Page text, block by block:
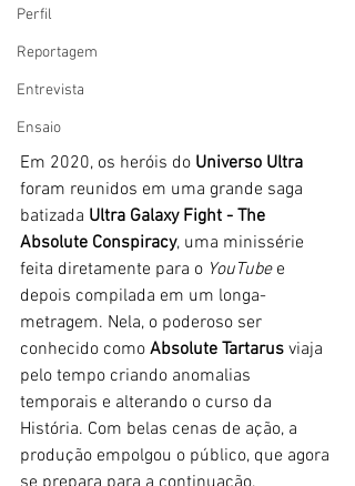
Perfil
Reportagem
Entrevista
Ensaio
Em 2020, os heróis do Universo Ultra
foram reunidos em uma grande saga
batizada Ultra Galaxy Fight - The
Absolute Conspiracy, uma minissérie
feita diretamente para o YouTube e
depois compilada em um longa-
metragem. Nela, o poderoso ser
conhecido como Absolute Tartarus viaja
pelo tempo criando anomalias
temporais e alterando o curso da
História. Com belas cenas de ação, a
produção empolgou o público, que agora